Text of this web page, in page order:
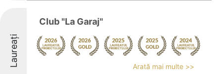
Laureați
Club "La Garaj"
Arată mai multe >>